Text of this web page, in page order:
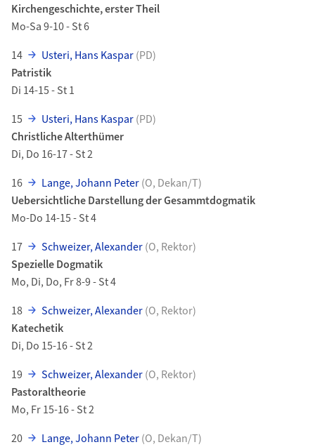
Kirchengeschichte, erster Theil
Mo-Sa 9-10 - St 6
14
Usteri, Hans Kaspar(PD)
Patristik
Di 14-15 - St 1
15
Usteri, Hans Kaspar(PD)
Christliche Alterthümer
Di, Do 16-17 - St 2
16
Lange, Johann Peter(O, Dekan/T)
Uebersichtliche Darstellung der Gesammtdogmatik
Mo-Do 14-15 - St 4
17
Schweizer, Alexander(O, Rektor)
Spezielle Dogmatik
Mo, Di, Do, Fr 8-9 - St 4
18
Schweizer, Alexander(O, Rektor)
Katechetik
Di, Do 15-16 - St 2
19
Schweizer, Alexander(O, Rektor)
Pastoraltheorie
Mo, Fr 15-16 - St 2
20
Lange, Johann Peter(O, Dekan/T)